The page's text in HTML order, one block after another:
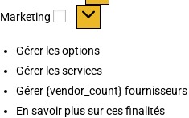
Marketing Marketing
Gérer les options
Gérer les services
Gérer {vendor_count} fournisseurs
En savoir plus sur ces finalités